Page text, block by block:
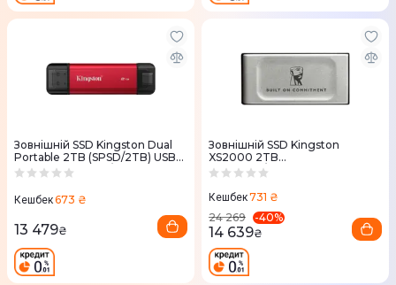
Зовнiшнiй SSD Kingston Dual
Portable 2TB (SPSD/2TB) USB
3.2 Gen 2 Type-C/Type-A
Кешбек673 ₴
13 479₴
Зовнiшнiй SSD Kingston
XS2000 2TB
(SXS2000/2000GA) USB 3.2
Кешбек731 ₴
24 269
-40%
14 639₴